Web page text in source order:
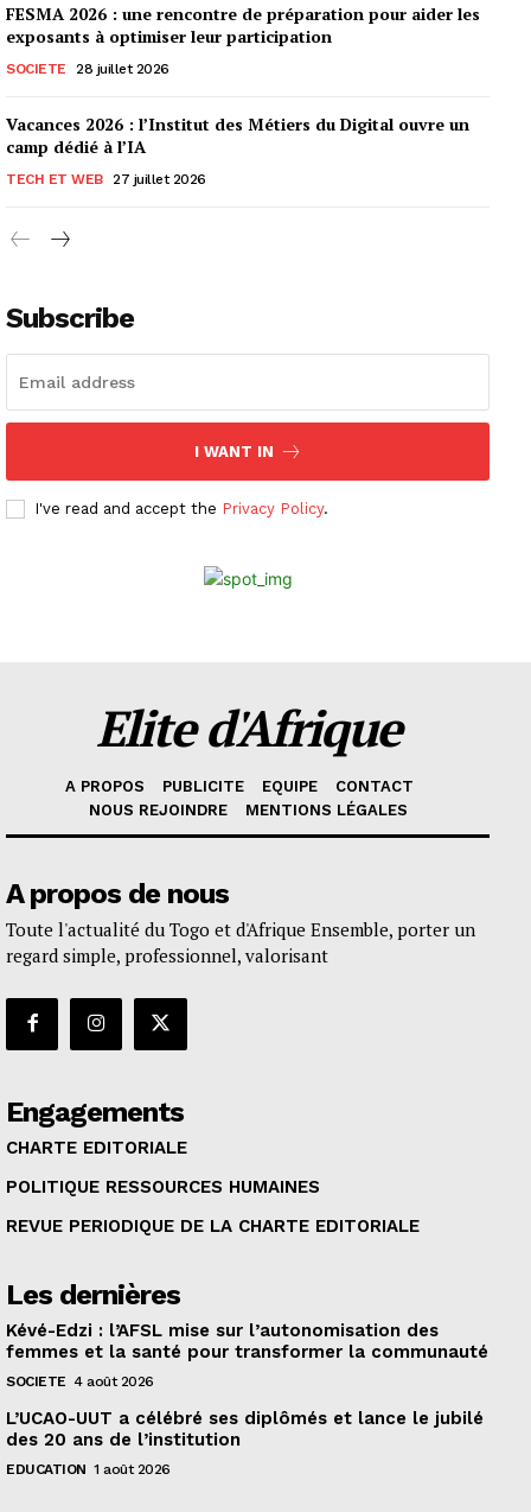
FESMA 2026 : une rencontre de préparation pour aider les
exposants à optimiser leur participation
SOCIETE 28 juillet 2026
Vacances 2026 : l’Institut des Métiers du Digital ouvre un
camp dédié à l’IA
TECH ET WEB 27 juillet 2026
Subscribe
I WANT IN
I've read and accept the Privacy Policy.
Elite d'Afrique
A PROPOS PUBLICITE EQUIPE
CONTACT
NOUS REJOINDRE
MENTIONS LÉGALES
A propos de nous
Toute l'actualité du Togo et d'Afrique Ensemble, porter un
regard simple, professionnel, valorisant
Engagements
CHARTE EDITORIALE
POLITIQUE RESSOURCES HUMAINES
REVUE PERIODIQUE DE LA CHARTE EDITORIALE
Les dernières
Kévé-Edzi : l’AFSL mise sur l’autonomisation des
femmes et la santé pour transformer la communauté
SOCIETE 4 août 2026
L’UCAO-UUT a célébré ses diplômés et lance le jubilé
des 20 ans de l’institution
EDUCATION 1 août 2026